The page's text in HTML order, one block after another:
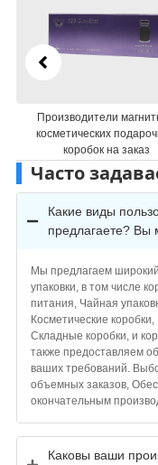
Производители
подарочных упаковочных
на заказ
Часто
Какие виды
предлагаете? Вы
Мы предлагаем
упаковки, в том числе
питания, Чайная
Косметические
Складные коробки, и
также предоставляем
ваших требований.
объемных заказов,
окончательным
Каковы ваши